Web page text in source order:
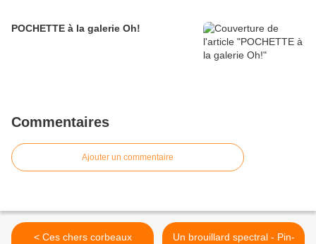
POCHETTE à la galerie Oh!
Commentaires
Ajouter un commentaire
< Ces chers corbeaux
Un brouillard spectral - Pin-